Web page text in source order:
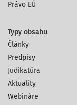
Právo EÚ
Typy obsahu
Články
Predpisy
Judikatúra
Aktuality
Webináre